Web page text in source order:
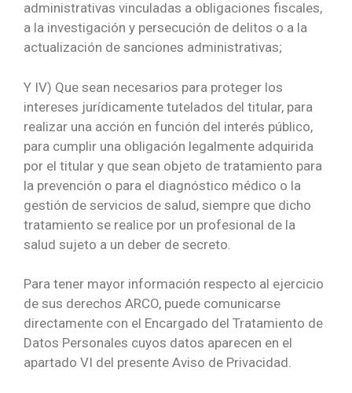
administrativas vinculadas a obligaciones fiscales,
a la investigación y persecución de delitos o a la
actualización de sanciones administrativas;
Y IV) Que sean necesarios para proteger los
intereses jurídicamente tutelados del titular, para
realizar una acción en función del interés público,
para cumplir una obligación legalmente adquirida
por el titular y que sean objeto de tratamiento para
la prevención o para el diagnóstico médico o la
gestión de servicios de salud, siempre que dicho
tratamiento se realice por un profesional de la
salud sujeto a un deber de secreto.
Para tener mayor información respecto al ejercicio
de sus derechos ARCO, puede comunicarse
directamente con el Encargado del Tratamiento de
Datos Personales cuyos datos aparecen en el
apartado VI del presente Aviso de Privacidad.